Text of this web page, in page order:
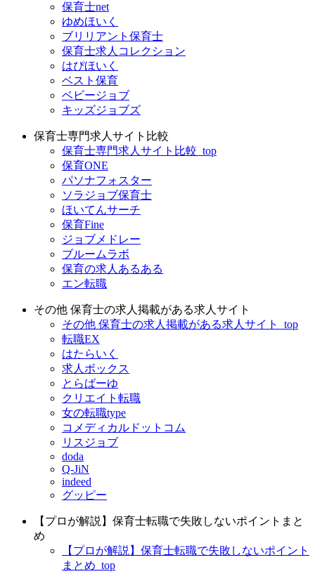
保育士net
ゆめほいく
ブリリアント保育士
保育士求人コレクション
はぴほいく
ベスト保育
ベビージョブ
キッズジョブズ
保育士専門求人サイト比較
保育士専門求人サイト比較_top
保育ONE
パソナフォスター
ソラジョブ保育士
ほいてんサーチ
保育Fine
ジョブメドレー
ブルームラボ
保育の求人あるある
エン転職
その他 保育士の求人掲載がある求人サイト
その他 保育士の求人掲載がある求人サイト_top
転職EX
はたらいく
求人ボックス
とらばーゆ
クリエイト転職
女の転職type
コメディカルドットコム
リスジョブ
doda
Q-JiN
indeed
グッピー
【プロが解説】保育士転職で失敗しないポイントまと
め
【プロが解説】保育士転職で失敗しないポイント
まとめ_top